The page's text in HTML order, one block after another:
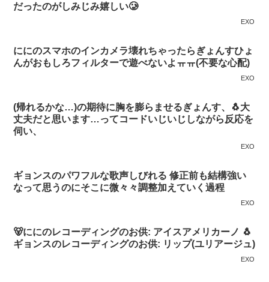
だったのがしみじみ嬉しい🥲
EXO
ににのスマホのインカメラ壊れちゃったらぎょんすひょ
んがおもしろフィルターで遊べないよㅠㅠ(不要な心配)
EXO
(帰れるかな…)の期待に胸を膨らませるぎょんす、🐧大
丈夫だと思います…ってコードいじいじしながら反応を
伺い、
EXO
ギョンスのパワフルな歌声しびれる 修正前も結構強い
なって思うのにそこに微々々調整加えていく過程
EXO
🐻‍ににのレコーディングのお供: アイスアメリカーノ 🐧
ギョンスのレコーディングのお供: リップ(ユリアージュ)
EXO